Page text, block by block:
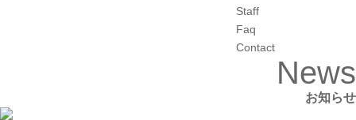
Staff
Faq
Contact
News
お知らせ